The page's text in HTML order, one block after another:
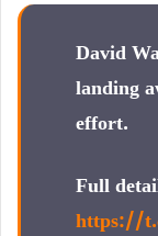
David
landing
effort.
Full
https://